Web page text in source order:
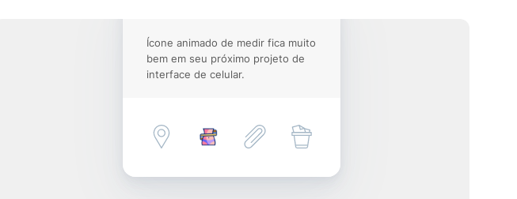
Ícone animado de medir fica muito
bem em seu próximo projeto de
interface de celular.